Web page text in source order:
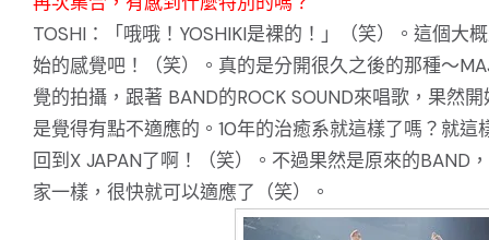
TOSHI：「哦哦！YOSHIKI是裸的！」（笑）。這個大
始的感覺吧！（笑）。真的是分開很久之後的那種～
覺的拍攝，跟著 BAND的ROCK SOUND來唱歌，果然
是覺得有點不適應的。10年的治癒系就這樣了嗎？就這
回到X JAPAN了啊！（笑）。不過果然是原來的BAND
家一樣，很快就可以適應了（笑）。